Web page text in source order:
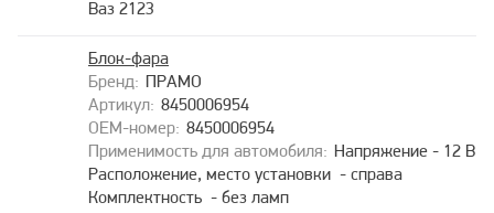
Ваз 2123
ПРАМО
8450006954
8450006954
Блок-фара
Напряжение - 12 В
Расположение, место установки - справа
Комплектность - без ламп